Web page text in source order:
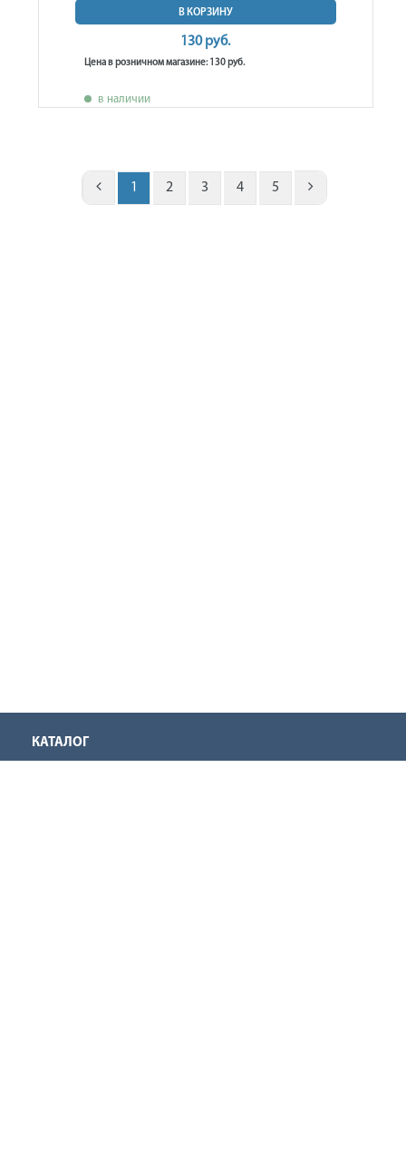
В КОРЗИНУ
130 руб.
Цена в розничном магазине: 130 руб.
в наличии
1 2 3 4 5
КАТАЛОГ